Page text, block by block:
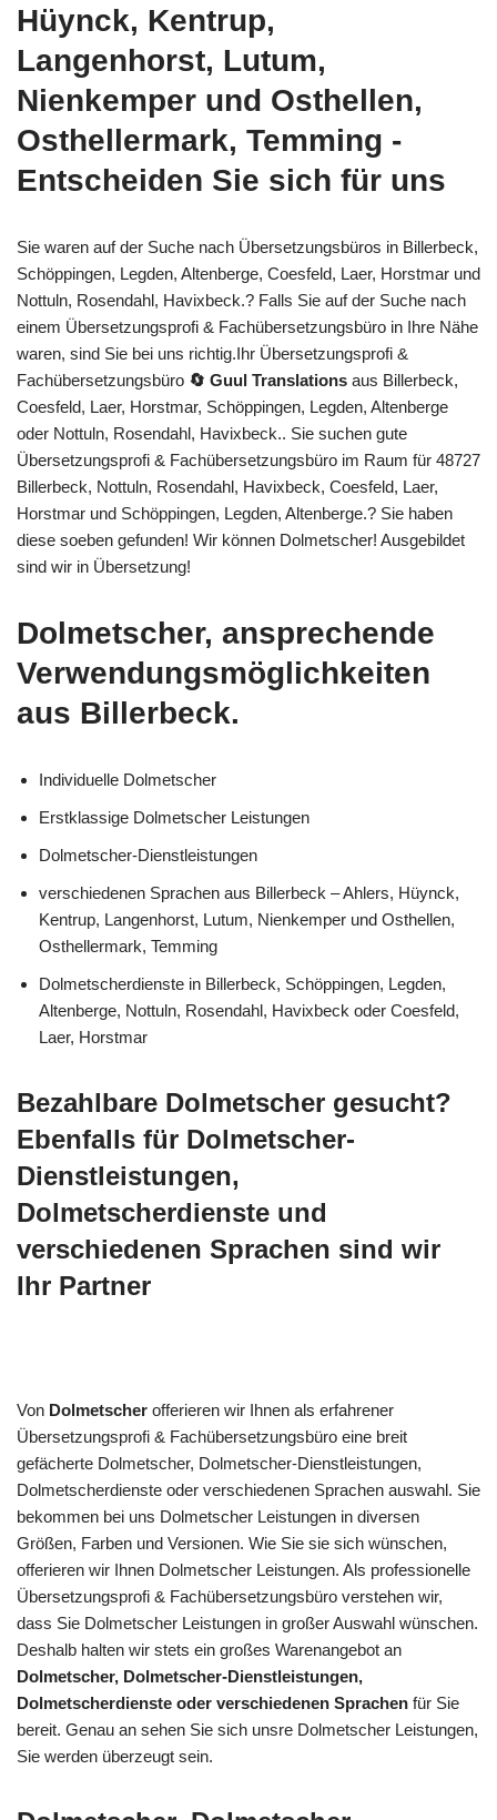
Hüynck, Kentrup,
Langenhorst, Lutum,
Nienkemper und Osthellen,
Osthellermark, Temming -
Entscheiden Sie sich für uns
Sie waren auf der Suche nach Übersetzungsbüros in Billerbeck,
Schöppingen, Legden, Altenberge, Coesfeld, Laer, Horstmar und
Nottuln, Rosendahl, Havixbeck.? Falls Sie auf der Suche nach
einem Übersetzungsprofi & Fachübersetzungsbüro in Ihre Nähe
waren, sind Sie bei uns richtig.Ihr Übersetzungsprofi &
Fachübersetzungsbüro 🔄 Guul Translations aus Billerbeck,
Coesfeld, Laer, Horstmar, Schöppingen, Legden, Altenberge
oder Nottuln, Rosendahl, Havixbeck.. Sie suchen gute
Übersetzungsprofi & Fachübersetzungsbüro im Raum für 48727
Billerbeck, Nottuln, Rosendahl, Havixbeck, Coesfeld, Laer,
Horstmar und Schöppingen, Legden, Altenberge.? Sie haben
diese soeben gefunden! Wir können Dolmetscher! Ausgebildet
sind wir in Übersetzung!
Dolmetscher, ansprechende
Verwendungsmöglichkeiten
aus Billerbeck.
Individuelle Dolmetscher
Erstklassige Dolmetscher Leistungen
Dolmetscher-Dienstleistungen
verschiedenen Sprachen aus Billerbeck – Ahlers, Hüynck,
Kentrup, Langenhorst, Lutum, Nienkemper und Osthellen,
Osthellermark, Temming
Dolmetscherdienste in Billerbeck, Schöppingen, Legden,
Altenberge, Nottuln, Rosendahl, Havixbeck oder Coesfeld,
Laer, Horstmar
Bezahlbare Dolmetscher gesucht?
Ebenfalls für Dolmetscher-
Dienstleistungen,
Dolmetscherdienste und
verschiedenen Sprachen sind wir
Ihr Partner
Von Dolmetscher offerieren wir Ihnen als erfahrener
Übersetzungsprofi & Fachübersetzungsbüro eine breit
gefächerte Dolmetscher, Dolmetscher-Dienstleistungen,
Dolmetscherdienste oder verschiedenen Sprachen auswahl. Sie
bekommen bei uns Dolmetscher Leistungen in diversen
Größen, Farben und Versionen. Wie Sie sie sich wünschen,
offerieren wir Ihnen Dolmetscher Leistungen. Als professionelle
Übersetzungsprofi & Fachübersetzungsbüro verstehen wir,
dass Sie Dolmetscher Leistungen in großer Auswahl wünschen.
Deshalb halten wir stets ein großes Warenangebot an
Dolmetscher, Dolmetscher-Dienstleistungen,
Dolmetscherdienste oder verschiedenen Sprachen für Sie
bereit. Genau an sehen Sie sich unsre Dolmetscher Leistungen,
Sie werden überzeugt sein.